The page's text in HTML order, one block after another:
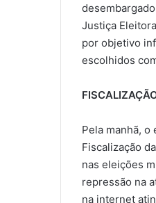
Justiça
por objetivo
escolhidos
Pela manhã,
Fiscalização
nas eleições
repressão na
na internet